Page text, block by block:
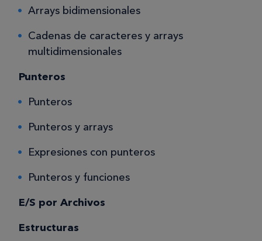
Arrays bidimensionales
Cadenas de caracteres y arrays
multidimensionales
Punteros
Punteros
Punteros y arrays
Expresiones con punteros
Punteros y funciones
E/S por Archivos
Estructuras